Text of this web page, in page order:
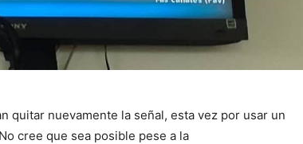
quitar nuevamente la señal, esta vez por usar un
cree que sea posible pese a la